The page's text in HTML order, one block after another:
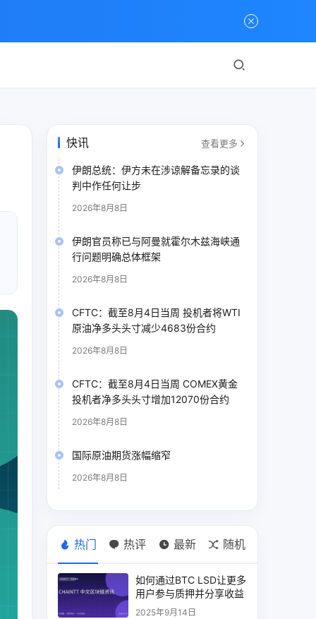
快讯 查看更多
伊朗总统：伊方未在涉谅解备忘录的谈
判中作任何让步
2026年8月8日
伊朗官员称已与阿曼就霍尔木兹海峡通
行问题明确总体框架
2026年8月8日
CFTC：截至8月4日当周 投机者将WTI
原油净多头头寸减少4683份合约
2026年8月8日
CFTC：截至8月4日当周 COMEX黄金
投机者净多头头寸增加12070份合约
2026年8月8日
国际原油期货涨幅缩窄
2026年8月8日
热门 热评 最新 随机
如何通过BTC LSD让更多
用户参与质押并分享收益
2025年9月14日